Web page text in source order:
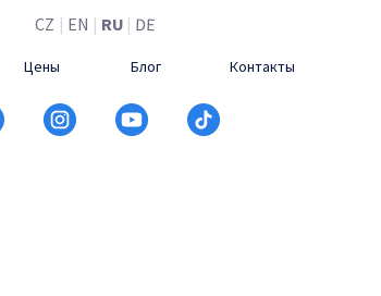
Контакты
Цены Блог
EN RU
| |
CZ DE
|